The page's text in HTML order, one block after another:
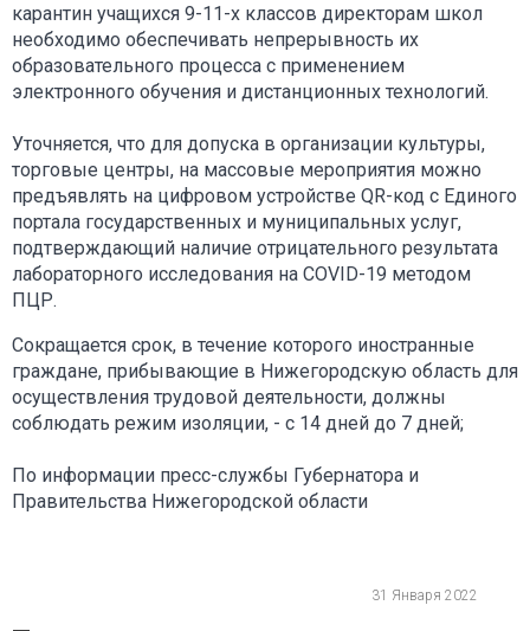
карантин учащихся 9-11-х классов директорам школ
необходимо обеспечивать непрерывность их
образовательного процесса с применением
электронного обучения и дистанционных технологий.
Уточняется, что для допуска в организации культуры,
торговые центры, на массовые мероприятия можно
предъявлять на цифровом устройстве QR-код с Единого
портала государственных и муниципальных услуг,
подтверждающий наличие отрицательного результата
лабораторного исследования на COVID-19 методом
ПЦР.
Сокращается срок, в течение которого иностранные
граждане, прибывающие в Нижегородскую область для
осуществления трудовой деятельности, должны
соблюдать режим изоляции, - с 14 дней до 7 дней;
По информации пресс-службы Губернатора и
Правительства Нижегородской области
31 Января 2022